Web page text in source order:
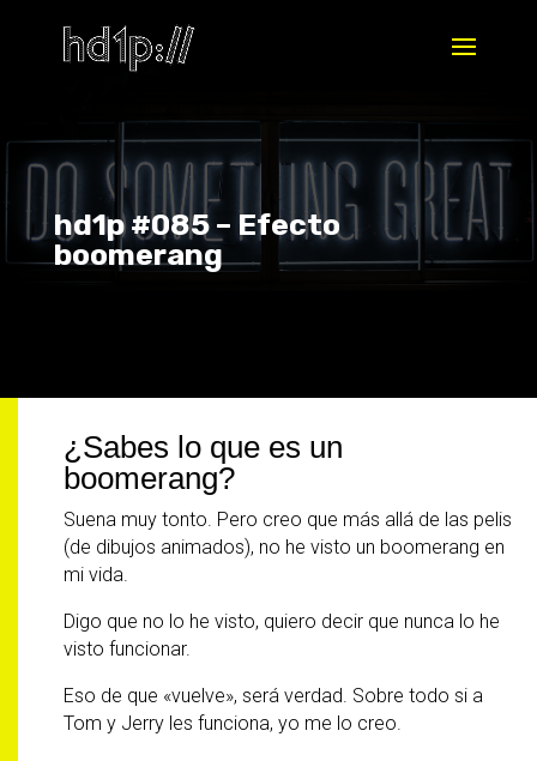
hd1p #085 – Efecto
boomerang
¿Sabes lo que es un
boomerang?
Suena muy tonto. Pero creo que más allá de las pelis
(de dibujos animados), no he visto un boomerang en
mi vida.
Digo que no lo he visto, quiero decir que nunca lo he
visto funcionar.
Eso de que «vuelve», será verdad. Sobre todo si a
Tom y Jerry les funciona, yo me lo creo.